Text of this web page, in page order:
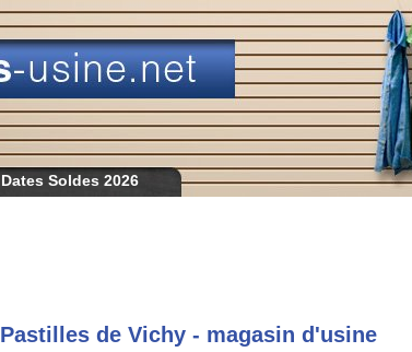
Dates Soldes 2026
Pastilles de Vichy - magasin d'usine